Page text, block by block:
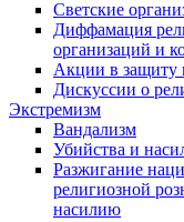
Светские
Диффамация
организаций и
Акции в защиту
Дискуссии о
Экстремизм
Вандализм
Убийства и
Разжигание
религиозной
насилию